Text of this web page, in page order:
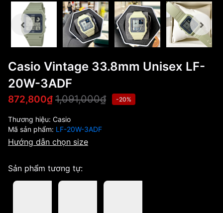
Casio Vintage 33.8mm Unisex LF-
20W-3ADF
872,800₫ 1,091,000₫ -20%
Thương hiệu: Casio
Mã sản phẩm: LF-20W-3ADF
Hướng dẫn chọn size
Sản phẩm tương tự: